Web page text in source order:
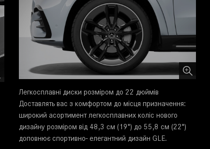
Легкосплавні диски розміром до 22 дюймів
Доставлять вас з комфортом до місця призначення:
широкий асортимент легкосплавних коліс нового
дизайну розміром від 48,3 см (19") до 55,8 см (22")
доповнює спортивно- елегантний дизайн GLE.